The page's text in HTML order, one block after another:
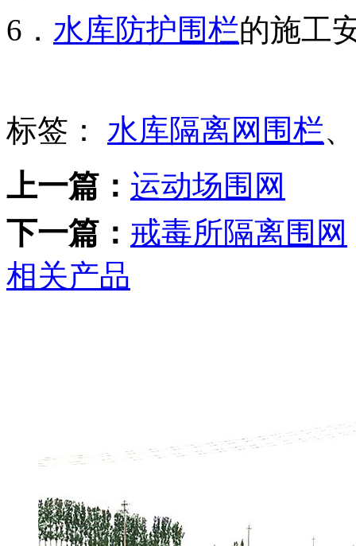
6． 水库防护围栏的施工
标签： 水库隔离网围栏
上一篇： 运动场围网
下一篇： 戒毒所隔离围网
相关产品